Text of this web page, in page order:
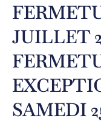
JUILLET
SAMEDI